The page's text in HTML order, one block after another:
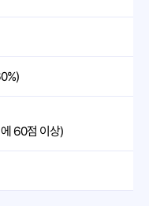
60점 이상)